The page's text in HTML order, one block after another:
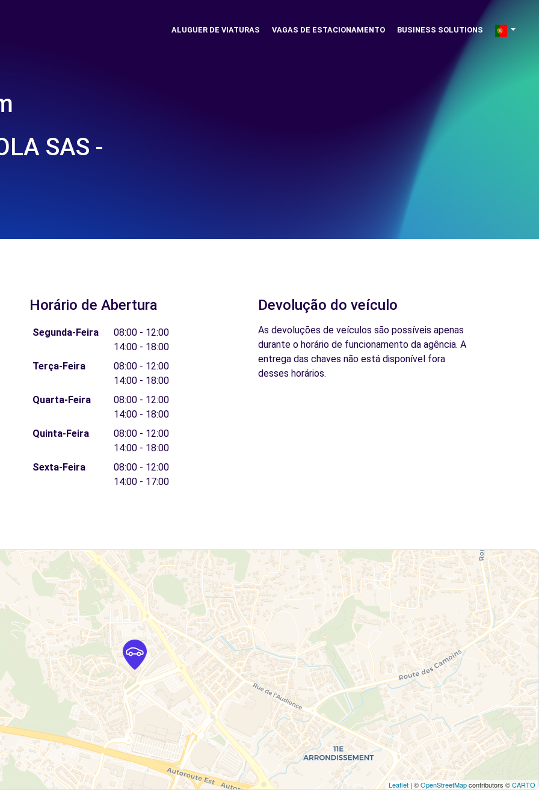
ALUGUER DE VIATURAS VAGAS DE ESTACIONAMENTO BUSINESS SOLUTIONS
SAS -
Horário de Abertura
Segunda-Feira
08:00 - 12:00
14:00 - 18:00
Terça-Feira
08:00 - 12:00
14:00 - 18:00
Quarta-Feira
08:00 - 12:00
14:00 - 18:00
Quinta-Feira
08:00 - 12:00
14:00 - 18:00
Sexta-Feira
08:00 - 12:00
14:00 - 17:00
Devolução do veículo
As devoluções de veículos são possíveis apenas
durante o horário de funcionamento da agência. A
entrega das chaves não está disponível fora
desses horários.
Leaflet | ©OpenStreetMapcontributors ©CARTO